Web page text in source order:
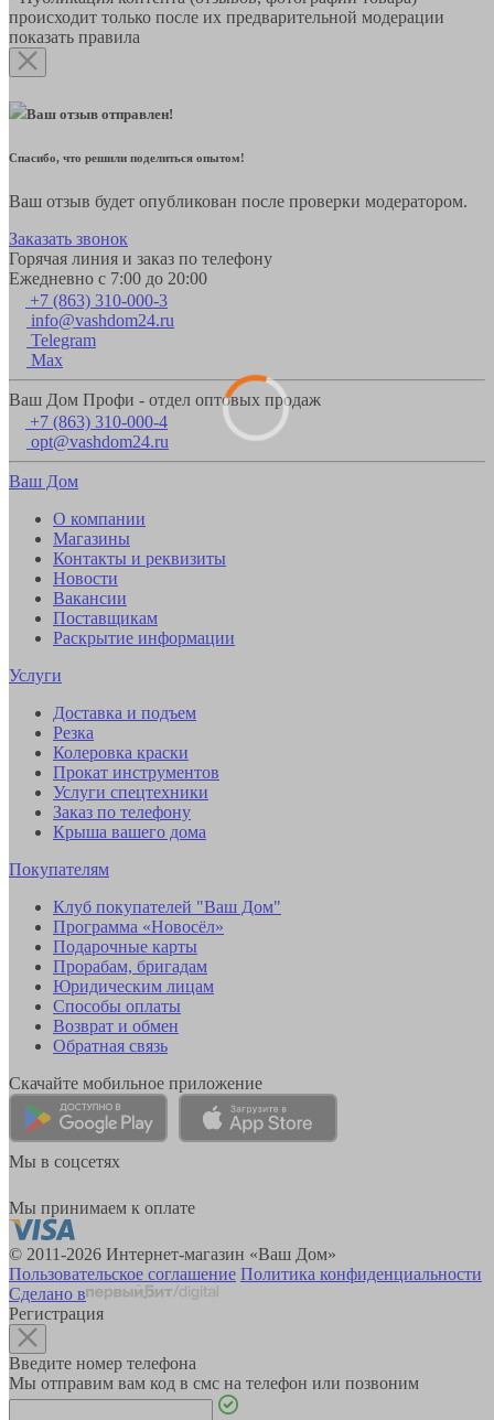
происходит только после их предварительной модерации
показать правила
Ваш отзыв отправлен!
Спасибо, что решили поделиться опытом!
Ваш отзыв будет опубликован после проверки модератором.
Заказать звонок
Горячая линия и заказ по телефону
Ежедневно с 7:00 до 20:00
+7 (863) 310-000-3
info@vashdom24.ru
Telegram
Max
Ваш Дом Профи - отдел оптовых продаж
+7 (863) 310-000-4
opt@vashdom24.ru
Ваш Дом
О компании
Магазины
Контакты и реквизиты
Новости
Вакансии
Поставщикам
Раскрытие информации
Услуги
Доставка и подъем
Резка
Колеровка краски
Прокат инструментов
Услуги спецтехники
Заказ по телефону
Крыша вашего дома
Покупателям
Клуб покупателей "Ваш Дом"
Программа «Новосёл»
Подарочные карты
Прорабам, бригадам
Юридическим лицам
Способы оплаты
Возврат и обмен
Обратная связь
Скачайте мобильное приложение
Мы в соцсетях
Мы принимаем к оплате
© 2011-2026 Интернет-магазин «Ваш Дом»
Пользовательское соглашение Политика конфиденциальности
Сделано в
Регистрация
Введите номер телефона
Мы отправим вам код в смс на телефон или позвоним